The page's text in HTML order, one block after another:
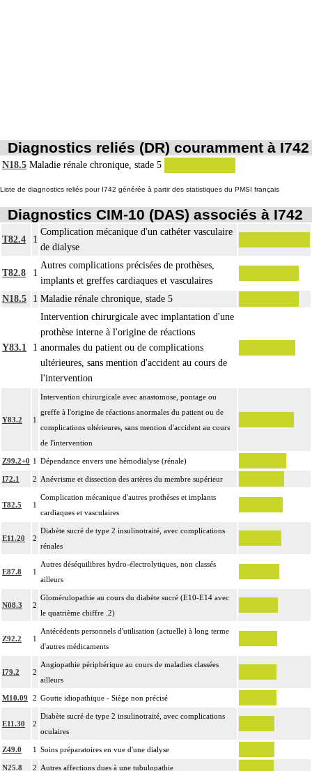
Diagnostics reliés (DR) couramment à I742
N18.5 Maladie rénale chronique, stade 5
Liste de diagnostics reliés pour I742 générée à partir des statistiques du PMSI français
Diagnostics CIM-10 (DAS) associés à I742
T82.4 1
Complication mécanique d'un cathéter vasculaire
de dialyse
T82.8 1
Autres complications précisées de prothèses,
implants et greffes cardiaques et vasculaires
N18.5
1 Maladie rénale chronique, stade 5
Y83.1 1
Intervention chirurgicale avec implantation d'une
prothèse interne à l'origine de réactions
anormales du patient ou de complications
ultérieures, sans mention d'accident au cours de
l'intervention
Y83.2 1
Intervention chirurgicale avec anastomose, pontage ou
greffe à l'origine de réactions anormales du patient ou de
complications ultérieures, sans mention d'accident au cours
de l'intervention
Z99.2+0 1 Dépendance envers une hémodialyse (rénale)
I72.1 2 Anévrisme et dissection des artères du membre supérieur
T82.5 1
Complication mécanique d'autres prothèses et implants
cardiaques et vasculaires
E11.20 2
Diabète sucré de type 2 insulinotraité, avec complications
rénales
E87.8 1
Autres déséquilibres hydro-électrolytiques, non classés
ailleurs
N08.3 2
Glomérulopathie au cours du diabète sucré (E10-E14 avec
le quatrième chiffre .2)
Z92.2 1
Antécédents personnels d'utilisation (actuelle) à long terme
d'autres médicaments
I79.2 2
Angiopathie périphérique au cours de maladies classées
ailleurs
M10.09 2 Goutte idiopathique - Siège non précisé
E11.30 2
Diabète sucré de type 2 insulinotraité, avec complications
oculaires
Z49.0 1 Soins préparatoires en vue d'une dialyse
N25.8 2 Autres affections dues à une tubulopathie